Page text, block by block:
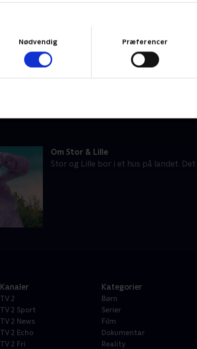
Nødvendig
Præferencer
Om Stor & Lille
Stor og Lille bor i et hus på landet.
Kanaler
TV 2
TV 2 Sport
TV 2 News
TV 2 Echo
TV 2 Fri
Kategorier
Børn
Serier
Film
Dokumentar
Reality